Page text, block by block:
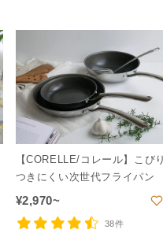
【CORELLE/コレール】こびり
つきにくい次世代フライパン
¥2,970~
38件